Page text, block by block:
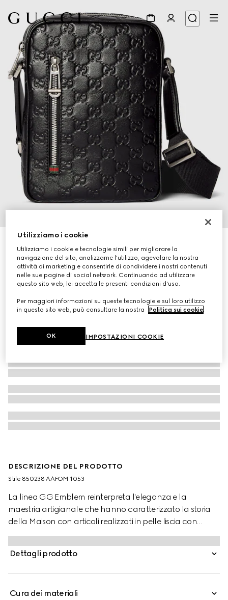
CHF 1,350
DESCRIZIONE DEL PRODOTTO
Stile ‎850238 AAFOM 1053
La linea GG Emblem reinterpreta l'eleganza e la
maestria artigianale che hanno caratterizzato la storia
della Maison con articoli realizzati in pelle liscia con
motivo GG in rilievo. Questa borsa crossbody è dotata di
una tracolla staccabile e regolabile, che rende il modello
un vero e proprio accessorio multifunzionale.
Dettagli prodotto
Cura dei materiali
Utilizziamo i cookie
Utilizziamo i cookie e tecnologie simili per migliorare la
navigazione del sito, analizzarne l'utilizzo, agevolare la nostra
attività di marketing e consentirle di condividere i nostri contenuti
nelle sue pagine di social network. Continuando ad utilizzare
questo sito web, lei accetta le presenti condizioni d'uso.
Per maggiori informazioni su queste tecnologie e sul loro utilizzo
in questo sito web, può consultare la nostra
Politica sui cookie.
IMPOSTAZIONI COOKIE
OK